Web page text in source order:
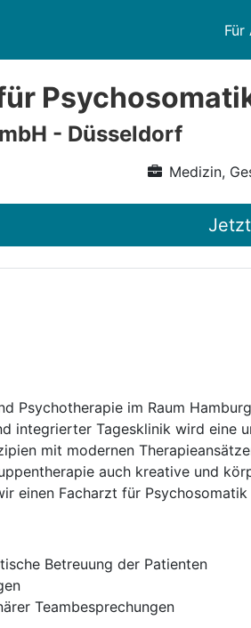
Für
- Düsseldorf
Medizin,
Psychotherapie im Raum
integrierter Tagesklinik wird eine
mit modernen
auch kreative und
einen Facharzt für
Betreuung der Patienten
Teambesprechungen